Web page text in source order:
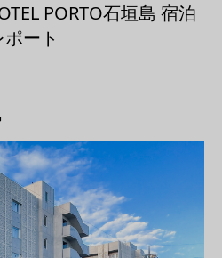
PORTO石垣島 宿泊
ポート